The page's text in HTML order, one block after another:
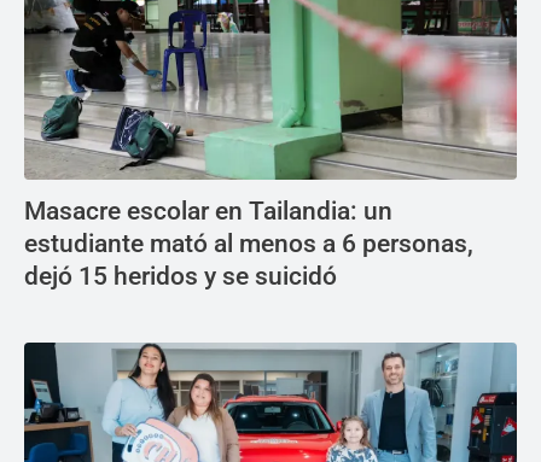
Masacre escolar en Tailandia: un
estudiante mató al menos a 6 personas,
dejó 15 heridos y se suicidó